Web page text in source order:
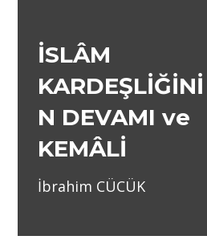
İSLÂM
KARDEŞLİĞİNİ
N DEVAMI ve
KEMÂLİ
İbrahim CÜCÜK